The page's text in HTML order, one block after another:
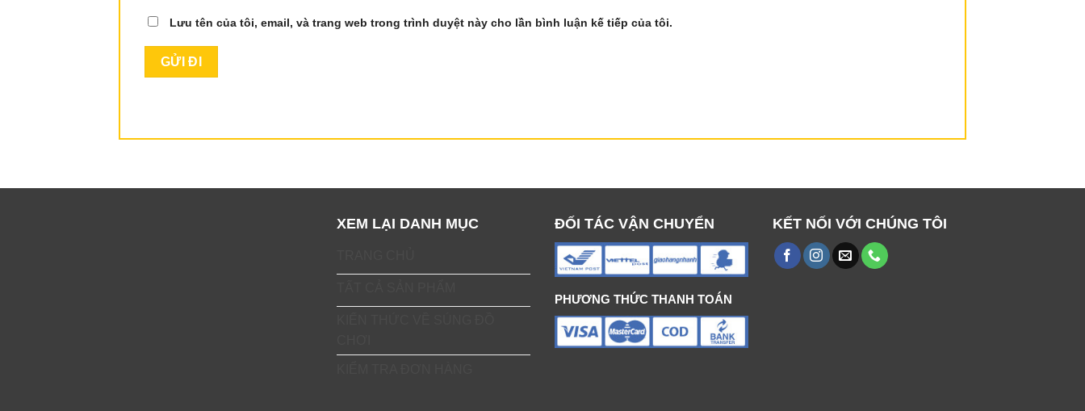
Lưu tên của tôi, email, và trang web trong trình duyệt này cho lần bình luận kế tiếp của tôi.
XEM LẠI DANH MỤC ĐỐI TÁC VẬN CHUYỂN
PHƯƠNG THỨC THANH TOÁN
KẾT NỐI VỚI CHÚNG TÔI